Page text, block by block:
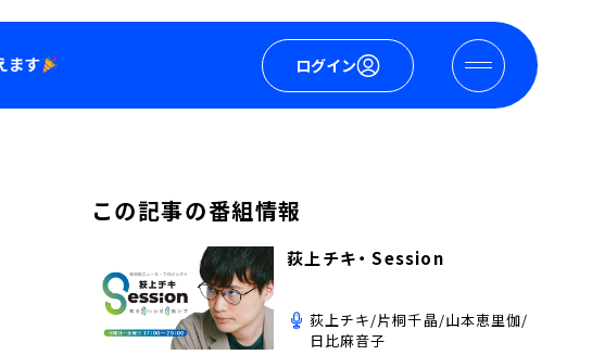
ログイン
この記事の番組情報
荻上チキ・ Session
荻上チキ/片桐千晶/山本恵里伽/
日比麻音子